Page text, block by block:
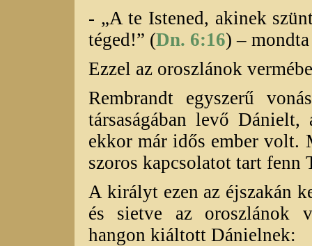
- „A te Istened, akinek
téged!” (Dn. 6:16) –
Ezzel az oroszlánok
Rembrandt egyszerű
társaságában levő
ekkor már idős ember
szoros kapcsolatot tart fenn
A királyt ezen az éjszakán
és sietve az oroszlánok
hangon kiáltott Dánielnek: